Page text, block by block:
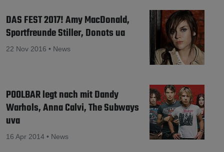
DAS FEST 2017! Amy MacDonald,
Sportfreunde Stiller, Donots ua
22 Nov 2016 • News
POOLBAR legt nach mit Dandy
Warhols, Anna Calvi, The Subways
uva
16 Apr 2014 • News